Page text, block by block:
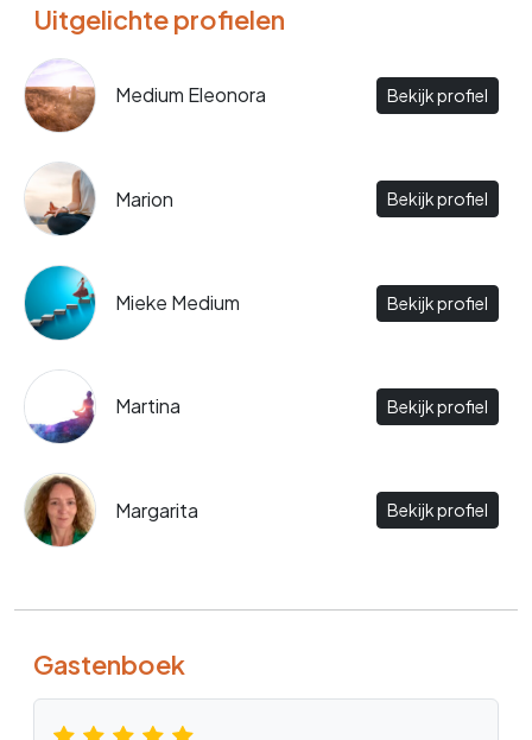
Uitgelichte profielen
Medium Eleonora Bekijk profiel
Marion Bekijk profiel
Mieke Medium Bekijk profiel
Martina Bekijk profiel
Margarita Bekijk profiel
Gastenboek